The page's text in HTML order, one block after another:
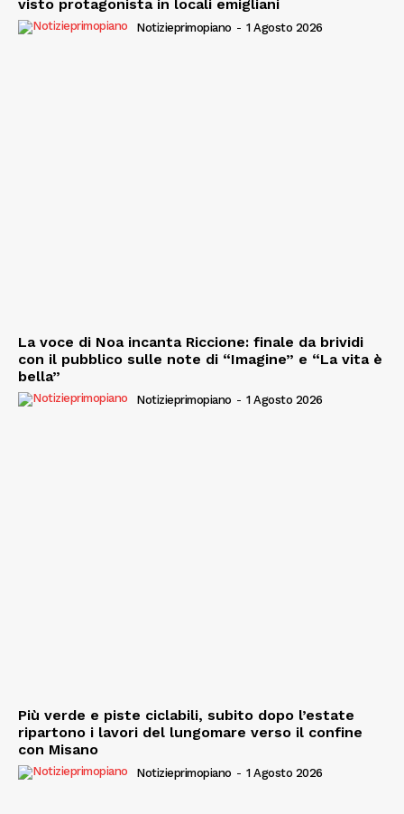
visto protagonista in locali emigliani
Notizieprimopiano - 1 Agosto 2026
La voce di Noa incanta Riccione: finale da brividi
con il pubblico sulle note di “Imagine” e “La vita è
bella”
Notizieprimopiano - 1 Agosto 2026
Più verde e piste ciclabili, subito dopo l’estate
ripartono i lavori del lungomare verso il confine
con Misano
Notizieprimopiano - 1 Agosto 2026